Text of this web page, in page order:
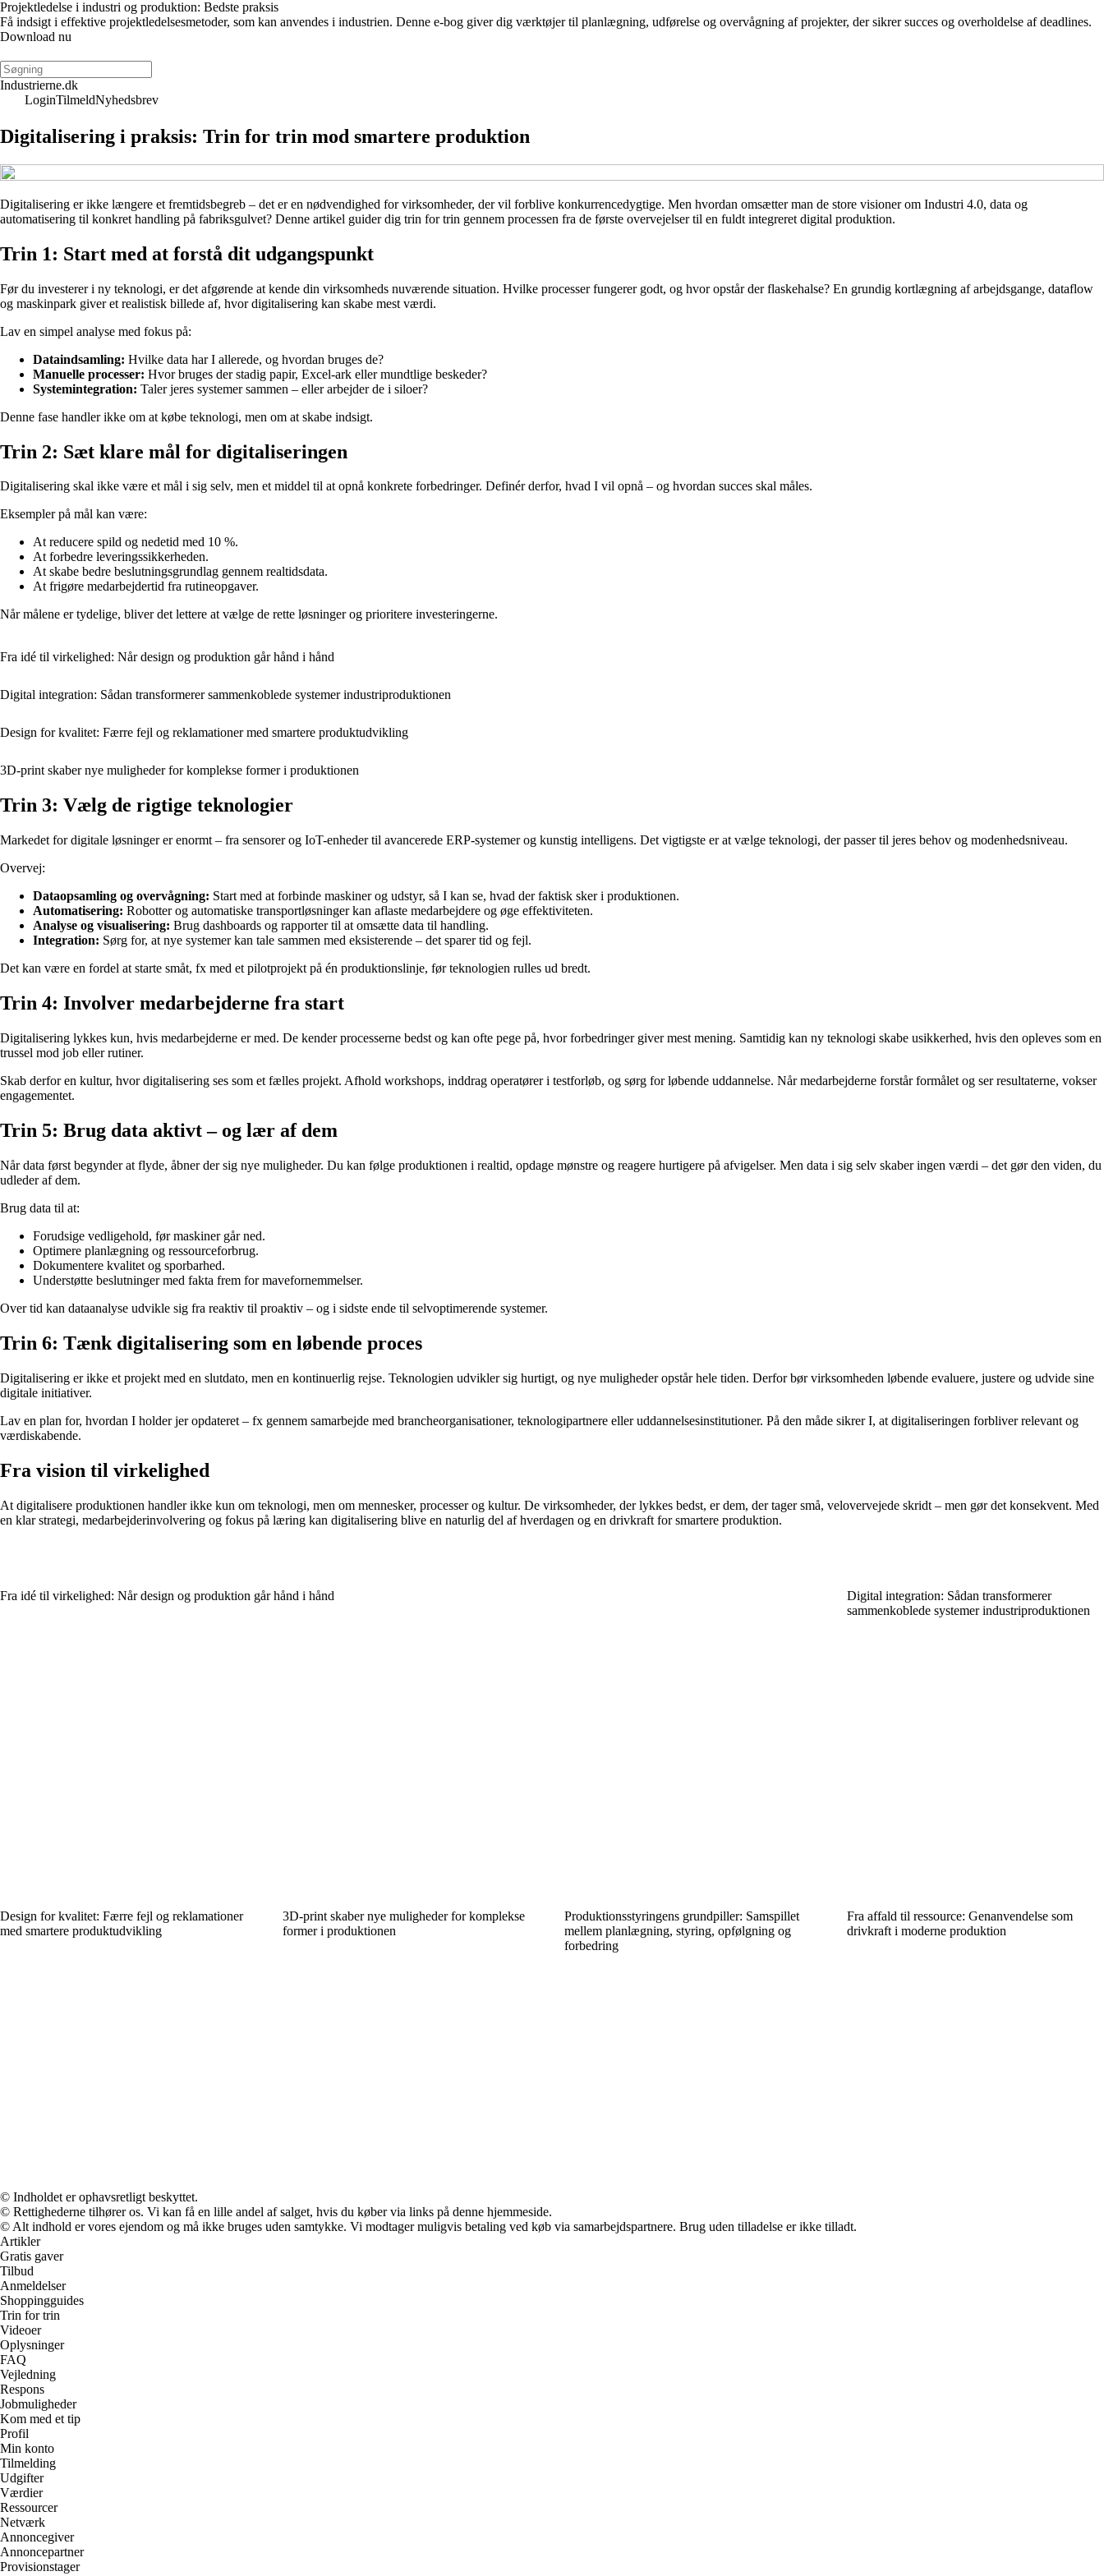
Projektledelse i industri og produktion: Bedste praksis
Få indsigt i effektive projektledelsesmetoder, som kan anvendes i industrien. Denne e-bog giver dig værktøjer til planlægning, udførelse og overvågning af projekter, der sikrer succes og overholdelse af deadlines.
Download nu
Industrierne.dk
LoginTilmeldNyhedsbrev
Digitalisering i praksis: Trin for trin mod smartere produktion
Digitalisering er ikke længere et fremtidsbegreb – det er en nødvendighed for virksomheder, der vil forblive konkurrencedygtige. Men hvordan omsætter man de store visioner om Industri 4.0, data og
automatisering til konkret handling på fabriksgulvet? Denne artikel guider dig trin for trin gennem processen fra de første overvejelser til en fuldt integreret digital produktion.
Trin 1: Start med at forstå dit udgangspunkt
Før du investerer i ny teknologi, er det afgørende at kende din virksomheds nuværende situation. Hvilke processer fungerer godt, og hvor opstår der flaskehalse? En grundig kortlægning af arbejdsgange, dataflow
og maskinpark giver et realistisk billede af, hvor digitalisering kan skabe mest værdi.
Lav en simpel analyse med fokus på:
Dataindsamling: Hvilke data har I allerede, og hvordan bruges de?
Manuelle processer: Hvor bruges der stadig papir, Excel-ark eller mundtlige beskeder?
Systemintegration: Taler jeres systemer sammen – eller arbejder de i siloer?
Denne fase handler ikke om at købe teknologi, men om at skabe indsigt.
Trin 2: Sæt klare mål for digitaliseringen
Digitalisering skal ikke være et mål i sig selv, men et middel til at opnå konkrete forbedringer. Definér derfor, hvad I vil opnå – og hvordan succes skal måles.
Eksempler på mål kan være:
At reducere spild og nedetid med 10 %.
At forbedre leveringssikkerheden.
At skabe bedre beslutningsgrundlag gennem realtidsdata.
At frigøre medarbejdertid fra rutineopgaver.
Når målene er tydelige, bliver det lettere at vælge de rette løsninger og prioritere investeringerne.
Fra idé til virkelighed: Når design og produktion går hånd i hånd
Digital integration: Sådan transformerer sammenkoblede systemer industriproduktionen
Design for kvalitet: Færre fejl og reklamationer med smartere produktudvikling
3D-print skaber nye muligheder for komplekse former i produktionen
Trin 3: Vælg de rigtige teknologier
Markedet for digitale løsninger er enormt – fra sensorer og IoT-enheder til avancerede ERP-systemer og kunstig intelligens. Det vigtigste er at vælge teknologi, der passer til jeres behov og modenhedsniveau.
Overvej:
Dataopsamling og overvågning: Start med at forbinde maskiner og udstyr, så I kan se, hvad der faktisk sker i produktionen.
Automatisering: Robotter og automatiske transportløsninger kan aflaste medarbejdere og øge effektiviteten.
Analyse og visualisering: Brug dashboards og rapporter til at omsætte data til handling.
Integration: Sørg for, at nye systemer kan tale sammen med eksisterende – det sparer tid og fejl.
Det kan være en fordel at starte småt, fx med et pilotprojekt på én produktionslinje, før teknologien rulles ud bredt.
Trin 4: Involver medarbejderne fra start
Digitalisering lykkes kun, hvis medarbejderne er med. De kender processerne bedst og kan ofte pege på, hvor forbedringer giver mest mening. Samtidig kan ny teknologi skabe usikkerhed, hvis den opleves som en
trussel mod job eller rutiner.
Skab derfor en kultur, hvor digitalisering ses som et fælles projekt. Afhold workshops, inddrag operatører i testforløb, og sørg for løbende uddannelse. Når medarbejderne forstår formålet og ser resultaterne, vokser
engagementet.
Trin 5: Brug data aktivt – og lær af dem
Når data først begynder at flyde, åbner der sig nye muligheder. Du kan følge produktionen i realtid, opdage mønstre og reagere hurtigere på afvigelser. Men data i sig selv skaber ingen værdi – det gør den viden, du
udleder af dem.
Brug data til at:
Forudsige vedligehold, før maskiner går ned.
Optimere planlægning og ressourceforbrug.
Dokumentere kvalitet og sporbarhed.
Understøtte beslutninger med fakta frem for mavefornemmelser.
Over tid kan dataanalyse udvikle sig fra reaktiv til proaktiv – og i sidste ende til selvoptimerende systemer.
Trin 6: Tænk digitalisering som en løbende proces
Digitalisering er ikke et projekt med en slutdato, men en kontinuerlig rejse. Teknologien udvikler sig hurtigt, og nye muligheder opstår hele tiden. Derfor bør virksomheden løbende evaluere, justere og udvide sine
digitale initiativer.
Lav en plan for, hvordan I holder jer opdateret – fx gennem samarbejde med brancheorganisationer, teknologipartnere eller uddannelsesinstitutioner. På den måde sikrer I, at digitaliseringen forbliver relevant og
værdiskabende.
Fra vision til virkelighed
At digitalisere produktionen handler ikke kun om teknologi, men om mennesker, processer og kultur. De virksomheder, der lykkes bedst, er dem, der tager små, velovervejede skridt – men gør det konsekvent. Med
en klar strategi, medarbejderinvolvering og fokus på læring kan digitalisering blive en naturlig del af hverdagen og en drivkraft for smartere produktion.
Fra idé til virkelighed: Når design og produktion går hånd i hånd
Digital integration: Sådan transformerer
sammenkoblede systemer industriproduktionen
Design for kvalitet: Færre fejl og reklamationer
med smartere produktudvikling
3D-print skaber nye muligheder for komplekse
former i produktionen
Produktionsstyringens grundpiller: Samspillet
mellem planlægning, styring, opfølgning og
forbedring
Fra affald til ressource: Genanvendelse som
drivkraft i moderne produktion
© Indholdet er ophavsretligt beskyttet.
© Rettighederne tilhører os. Vi kan få en lille andel af salget, hvis du køber via links på denne hjemmeside.
© Alt indhold er vores ejendom og må ikke bruges uden samtykke. Vi modtager muligvis betaling ved køb via samarbejdspartnere. Brug uden tilladelse er ikke tilladt.
Artikler
Gratis gaver
Tilbud
Anmeldelser
Shoppingguides
Trin for trin
Videoer
Oplysninger
FAQ
Vejledning
Respons
Jobmuligheder
Kom med et tip
Profil
Min konto
Tilmelding
Udgifter
Værdier
Ressourcer
Netværk
Annoncegiver
Annoncepartner
Provisionstager